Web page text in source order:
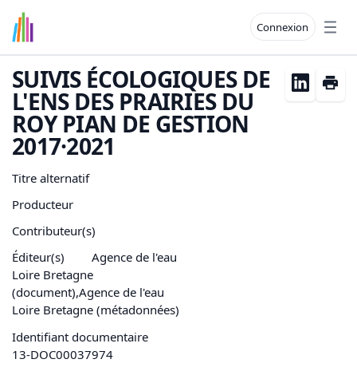
Connexion
SUIVIS ÉCOLOGIQUES DE
L'ENS DES PRAIRIES DU
ROY PIAN DE GESTION
2017·2021
Titre alternatif
Producteur
Contributeur(s)
Éditeur(s)
Agence de l'eau
Loire Bretagne
(document),Agence de l'eau
Loire Bretagne (métadonnées)
Identifiant documentaire
13-DOC00037974